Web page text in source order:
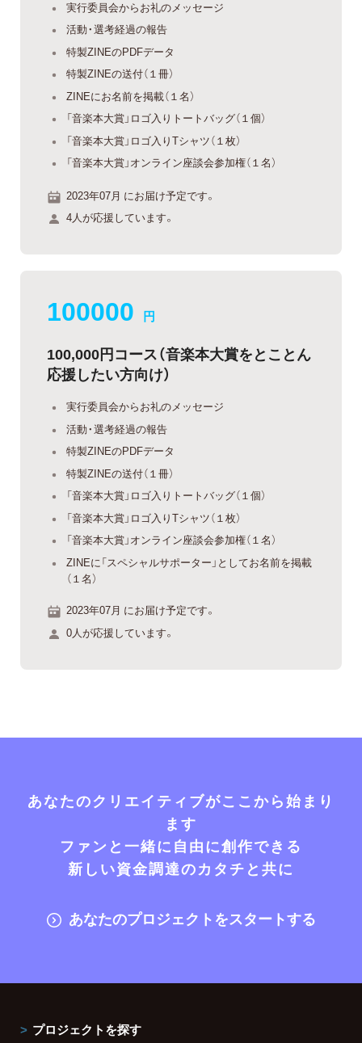
実行委員会からお礼のメッセージ
活動・選考経過の報告
特製ZINEのPDFデータ
特製ZINEの送付（１冊）
ZINEにお名前を掲載（１名）
「音楽本大賞」ロゴ入りトートバッグ（１個）
「音楽本大賞」ロゴ入りTシャツ（１枚）
「音楽本大賞」オンライン座談会参加権（１名）
2023年07月 にお届け予定です。
4人が応援しています。
100000 円
100,000円コース（音楽本大賞をとことん
応援したい方向け）
実行委員会からお礼のメッセージ
活動・選考経過の報告
特製ZINEのPDFデータ
特製ZINEの送付（１冊）
「音楽本大賞」ロゴ入りトートバッグ（１個）
「音楽本大賞」ロゴ入りTシャツ（１枚）
「音楽本大賞」オンライン座談会参加権（１名）
ZINEに「スペシャルサポーター」としてお名前を掲載
（１名）
2023年07月 にお届け予定です。
0人が応援しています。
あなたのクリエイティブがここから始まり
ます
ファンと一緒に自由に創作できる
新しい資金調達のカタチと共に
あなたのプロジェクトをスタートする
プロジェクトを探す